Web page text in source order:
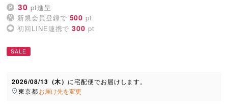
30 pt進呈
新規会員登録で 500 pt
初回LINE連携で 300 pt
SALE
2026/08/13（木） に宅配便でお届けします。
東京都お届け先を変更